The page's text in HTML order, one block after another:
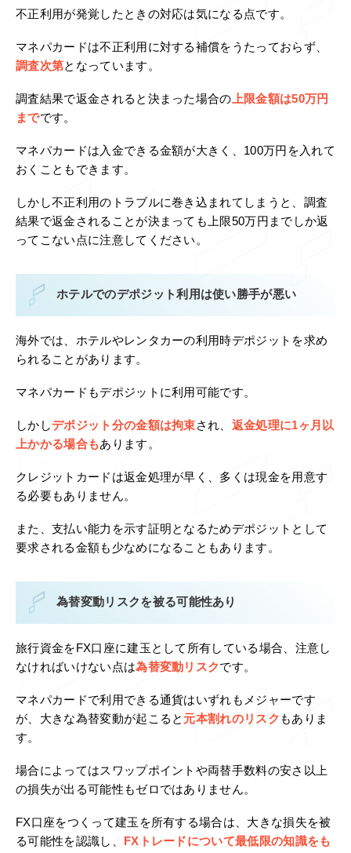
不正利用が発覚したときの対応は気になる点です。
マネパカードは不正利用に対する補償をうたっておらず、
調査次第となっています。
調査結果で返金されると決まった場合の上限金額は50万円
までです。
マネパカードは入金できる金額が大きく、100万円を入れて
おくこともできます。
しかし不正利用のトラブルに巻き込まれてしまうと、調査
結果で返金されることが決まっても上限50万円までしか返
ってこない点に注意してください。
ホテルでのデポジット利用は使い勝手が悪い
海外では、ホテルやレンタカーの利用時デポジットを求め
られることがあります。
マネパカードもデポジットに利用可能です。
しかしデポジット分の金額は拘束され、 返金処理に1ヶ月以
上かかる場合もあります。
クレジットカードは返金処理が早く、多くは現金を用意す
る必要もありません。
また、支払い能力を示す証明となるためデポジットとして
要求される金額も少なめになることもあります。
為替変動リスクを被る可能性あり
旅行資金をFX口座に建玉として所有している場合、注意し
なければいけない点は為替変動リスクです。
マネパカードで利用できる通貨はいずれもメジャーです
が、大きな為替変動が起こると 元本割れのリスク もありま
す。
場合によってはスワップポイントや両替手数料の安さ以上
の損失が出る可能性もゼロではありません。
FX口座をつくって建玉を所有する場合は、大きな損失を被
る可能性を認識し、
FXトレードについて最低限の知識をも